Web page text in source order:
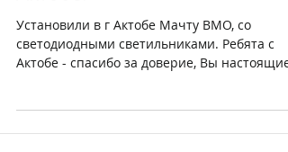
светильниками, город
Актобе!
Установили в г Актобе Мачту ВМО, со